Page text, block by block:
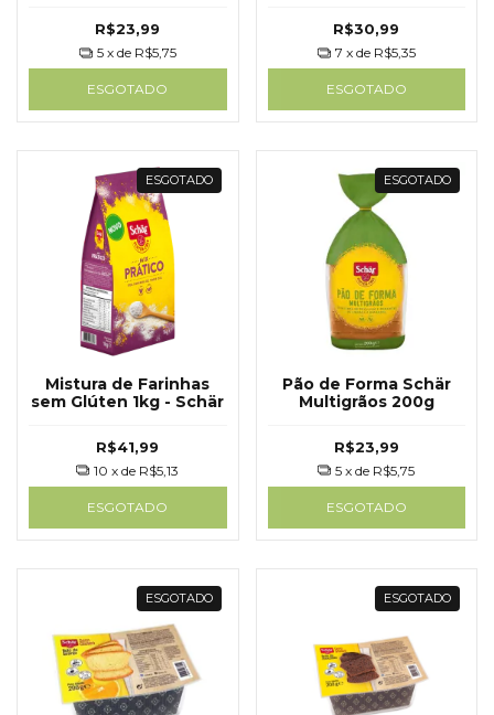
R$23,99
5 x de R$5,75
ESGOTADO
R$30,99
7 x de R$5,35
ESGOTADO
ESGOTADO
Mistura de Farinhas
sem Glúten 1kg - Schär
R$41,99
10 x de R$5,13
ESGOTADO
ESGOTADO
Pão de Forma Schär
Multigrãos 200g
R$23,99
5 x de R$5,75
ESGOTADO
ESGOTADO ESGOTADO